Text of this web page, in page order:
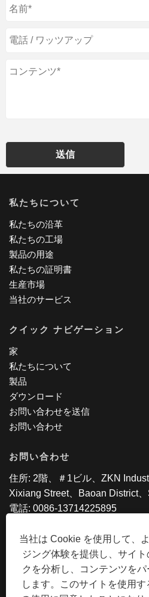
送信
当社は Cookie を使用して、
ジング体験を提供し、サイ
クを分析し、コンテンツを
します。このサイトを使用
私たちについて
私たちの沿革
私たちの工場
製品の用途
私たちの証明書
生産市場
当社のサービス
クイック ナビゲーション
家
私たちについて
製品
ダウンロード
お問い合わせを送信
お問い合わせ
お問い合わせ
住所: 2階、＃1ビル、ZKN
Xixiang Street、Baoan District
電話: 0086-13714225895
Copyright©2020 SZ TPS Co。
Android AIO、Intel Laptop、2
ブレットAll